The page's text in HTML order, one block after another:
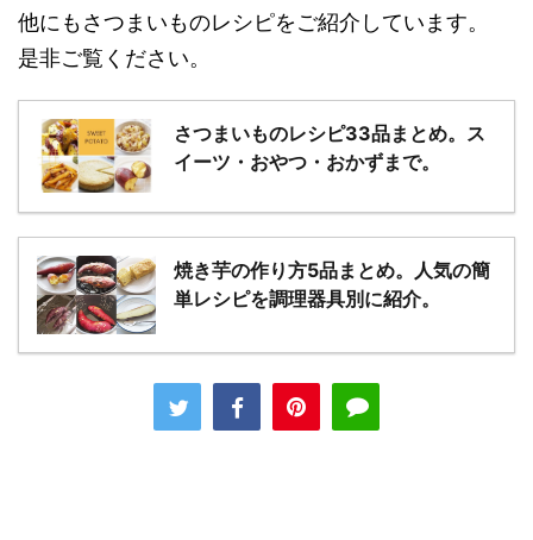
他にもさつまいものレシピをご紹介しています。
是非ご覧ください。
さつまいものレシピ33品まとめ。ス
イーツ・おやつ・おかずまで。
焼き芋の作り方5品まとめ。人気の簡
単レシピを調理器具別に紹介。